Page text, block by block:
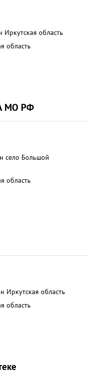
область
область
МО РФ
село Большой
область
Иркутская область
область